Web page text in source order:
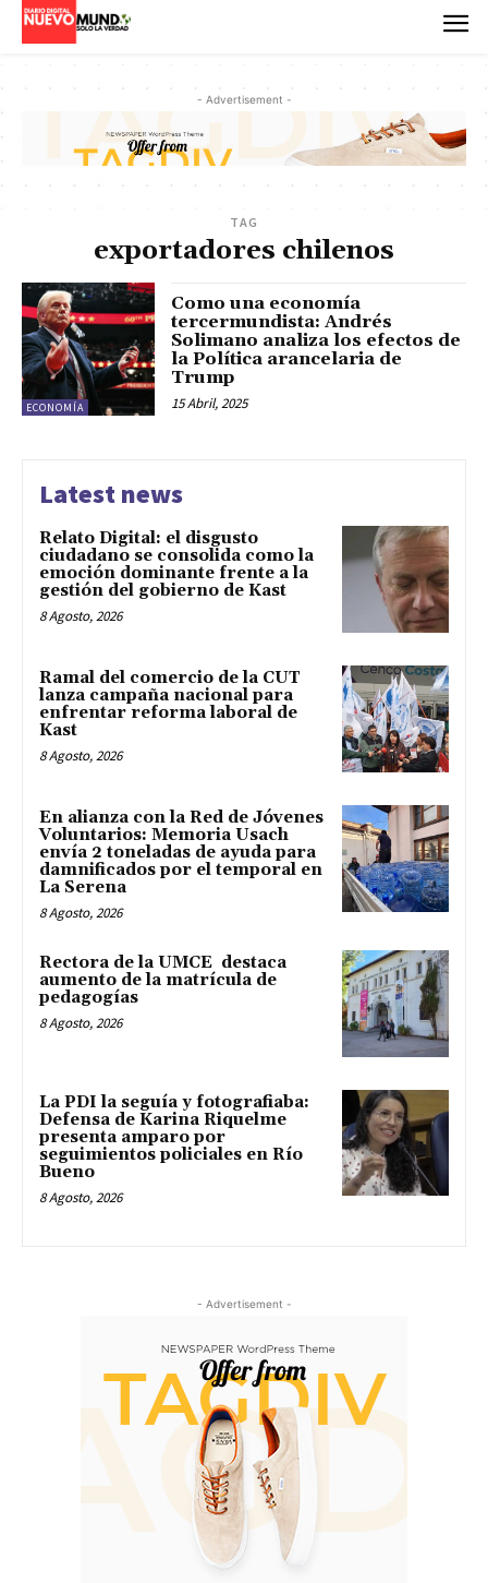
- Advertisement -
TAG
exportadores chilenos
ECONOMÍA
Como una economía
tercermundista: Andrés
Solimano analiza los efectos de
la Política arancelaria de
Trump
15 Abril, 2025
Latest news
Relato Digital: el disgusto
ciudadano se consolida como la
emoción dominante frente a la
gestión del gobierno de Kast
8 Agosto, 2026
Ramal del comercio de la CUT
lanza campaña nacional para
enfrentar reforma laboral de
Kast
8 Agosto, 2026
En alianza con la Red de Jóvenes
Voluntarios: Memoria Usach
envía 2 toneladas de ayuda para
damnificados por el temporal en
La Serena
8 Agosto, 2026
Rectora de la UMCE destaca
aumento de la matrícula de
pedagogías
8 Agosto, 2026
La PDI la seguía y fotografiaba:
Defensa de Karina Riquelme
presenta amparo por
seguimientos policiales en Río
Bueno
8 Agosto, 2026
- Advertisement -